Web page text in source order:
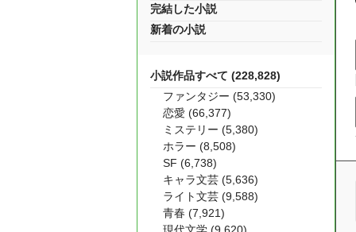
完結した小説
新着の小説
小説作品すべて (228,828)
ファンタジー (53,330)
恋愛 (66,377)
ミステリー (5,380)
ホラー (8,508)
SF (6,738)
キャラ文芸 (5,636)
ライト文芸 (9,588)
青春 (7,921)